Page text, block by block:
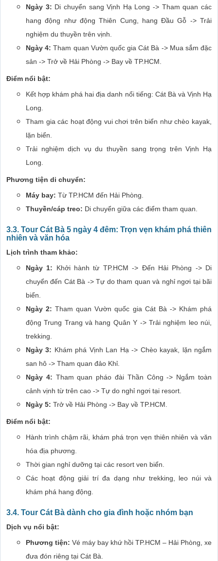
Ngày 3: Di chuyển sang Vịnh Hạ Long -> Tham quan các
hang động như động Thiên Cung, hang Đầu Gỗ -> Trải
nghiệm du thuyền trên vịnh.
Ngày 4: Tham quan Vườn quốc gia Cát Bà -> Mua sắm đặc
sản -> Trở về Hải Phòng -> Bay về TP.HCM.
Điểm nổi bật:
Kết hợp khám phá hai địa danh nổi tiếng: Cát Bà và Vịnh Hạ
Long.
Tham gia các hoạt động vui chơi trên biển như chèo kayak,
lặn biển.
Trải nghiệm dịch vụ du thuyền sang trọng trên Vịnh Hạ
Long.
Phương tiện di chuyển:
Máy bay: Từ TP.HCM đến Hải Phòng.
Thuyền/cáp treo: Di chuyển giữa các điểm tham quan.
3.3. Tour Cát Bà 5 ngày 4 đêm: Trọn vẹn khám phá thiên
nhiên và văn hóa
Lịch trình tham khảo:
Ngày 1: Khởi hành từ TP.HCM -> Đến Hải Phòng -> Di
chuyển đến Cát Bà -> Tự do tham quan và nghỉ ngơi tại bãi
biển.
Ngày 2: Tham quan Vườn quốc gia Cát Bà -> Khám phá
động Trung Trang và hang Quân Y -> Trải nghiệm leo núi,
trekking.
Ngày 3: Khám phá Vịnh Lan Hạ -> Chèo kayak, lặn ngắm
san hô -> Tham quan đảo Khỉ.
Ngày 4: Tham quan pháo đài Thần Công -> Ngắm toàn
cảnh vịnh từ trên cao -> Tự do nghỉ ngơi tại resort.
Ngày 5: Trở về Hải Phòng -> Bay về TP.HCM.
Điểm nổi bật:
Hành trình chậm rãi, khám phá trọn vẹn thiên nhiên và văn
hóa địa phương.
Thời gian nghỉ dưỡng tại các resort ven biển.
Các hoạt động giải trí đa dạng như trekking, leo núi và
khám phá hang động.
3.4. Tour Cát Bà dành cho gia đình hoặc nhóm bạn
Dịch vụ nổi bật:
Phương tiện: Vé máy bay khứ hồi TP.HCM – Hải Phòng, xe
đưa đón riêng tại Cát Bà.